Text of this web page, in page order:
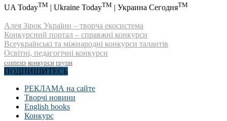
UA TodayTM | Ukraine TodayTM | Украина СегодняTM
Алея Зірок України – творча екосистема
Конкурсний портал – справжні конкурси
Всеукраїнські та міжнародні конкурси талантів
Освітні, педагогічні конкурси
contests конкурси групи
ПОДПИШИТЕСЬ
РЕКЛАМА на сайте
Творчі новини
English books
Конкурс